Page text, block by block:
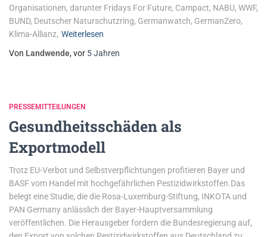
Organisationen, darunter Fridays For Future, Campact, NABU, WWF,
BUND, Deutscher Naturschutzring, Germanwatch, GermanZero,
Klima-Allianz, Weiterlesen
Von Landwende, vor 5 Jahren
PRESSEMITTEILUNGEN
Gesundheitsschäden als
Exportmodell
Trotz EU-Verbot und Selbstverpflichtungen profitieren Bayer und
BASF vom Handel mit hochgefährlichen Pestizidwirkstoffen.Das
belegt eine Studie, die die Rosa-Luxemburg-Stiftung, INKOTA und
PAN Germany anlässlich der Bayer-Hauptversammlung
veröffentlichen. Die Herausgeber fordern die Bundesregierung auf,